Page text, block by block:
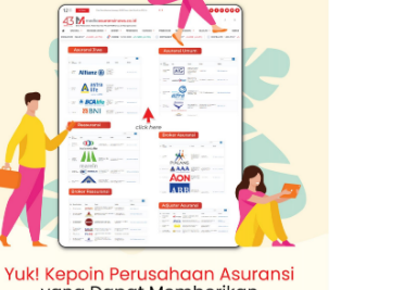
Karyawan Astra Life berdiskusi terkait produk asuransi jiwa.